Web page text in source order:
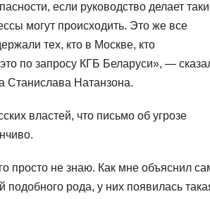
если руководство делает
могут происходить. Это же все
тех, кто в Москве, кто
по запросу КГБ Беларуси», —
Станислава Натанзона.
властей, что письмо об угрозе
просто не знаю. Как мне объяснил
рода, у них появилась